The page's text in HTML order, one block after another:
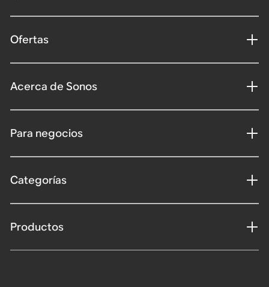
Ofertas
Acerca de Sonos
Para negocios
Categorías
Productos